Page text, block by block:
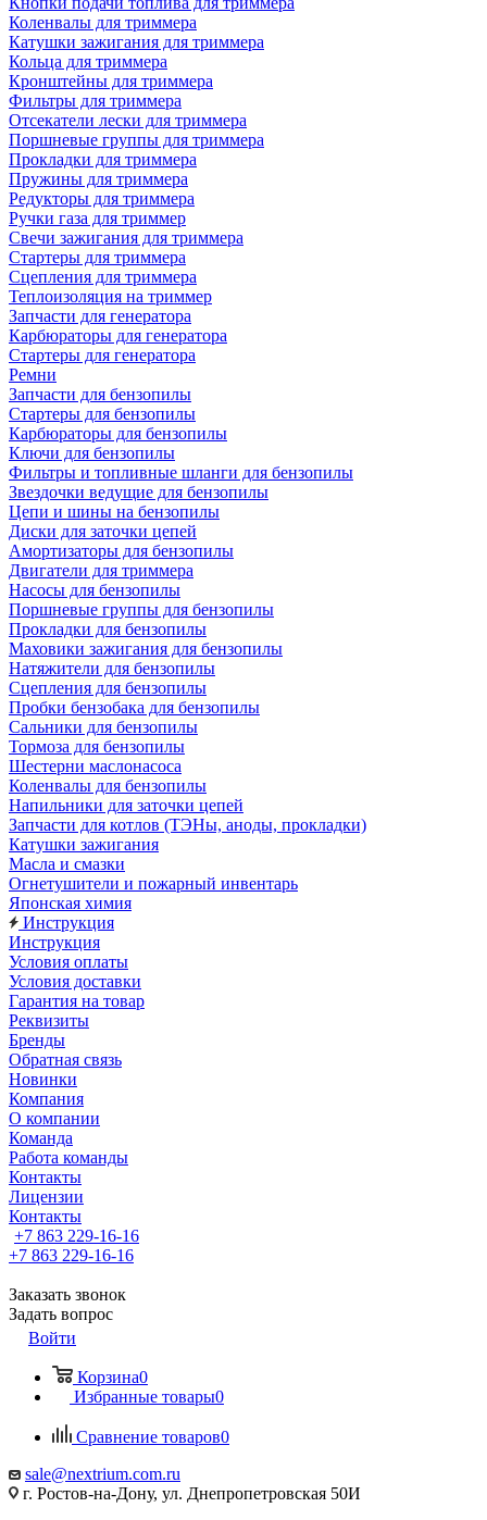
Коленвалы для триммера
Катушки зажигания для триммера
Кольца для триммера
Кронштейны для триммера
Фильтры для триммера
Отсекатели лески для триммера
Поршневые группы для триммера
Прокладки для триммера
Пружины для триммера
Редукторы для триммера
Ручки газа для триммер
Свечи зажигания для триммера
Стартеры для триммера
Сцепления для триммера
Теплоизоляция на триммер
Запчасти для генератора
Карбюраторы для генератора
Стартеры для генератора
Ремни
Запчасти для бензопилы
Стартеры для бензопилы
Карбюраторы для бензопилы
Ключи для бензопилы
Фильтры и топливные шланги для бензопилы
Звездочки ведущие для бензопилы
Цепи и шины на бензопилы
Диски для заточки цепей
Амортизаторы для бензопилы
Двигатели для триммера
Насосы для бензопилы
Поршневые группы для бензопилы
Прокладки для бензопилы
Маховики зажигания для бензопилы
Натяжители для бензопилы
Сцепления для бензопилы
Пробки бензобака для бензопилы
Сальники для бензопилы
Тормоза для бензопилы
Шестерни маслонасоса
Коленвалы для бензопилы
Напильники для заточки цепей
Запчасти для котлов (ТЭНы, аноды, прокладки)
Катушки зажигания
Масла и смазки
Огнетушители и пожарный инвентарь
Японская химия
Инструкция
Инструкция
Условия оплаты
Условия доставки
Гарантия на товар
Реквизиты
Бренды
Обратная связь
Новинки
Компания
О компании
Команда
Работа команды
Контакты
Лицензии
Контакты
+7 863 229-16-16
+7 863 229-16-16
Заказать звонок
Задать вопрос
Войти
Корзина0
Избранные товары0
Сравнение товаров0
sale@nextrium.com.ru
г. Ростов-на-Дону, ул. Днепропетровская 50И